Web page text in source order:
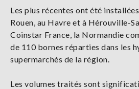
Les plus récentes ont été
Rouen, au Havre et à Hérouville-
Coinstar France, la Normandie
de 110 bornes réparties dans les
supermarchés de la région.
Les volumes traités sont